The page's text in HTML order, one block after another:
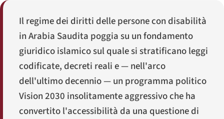
Il regime dei diritti delle persone con disabilità
in Arabia Saudita poggia su un fondamento
giuridico islamico sul quale si stratificano leggi
codificate, decreti reali e — nell'arco
dell'ultimo decennio — un programma politico
Vision 2030 insolitamente aggressivo che ha
convertito l'accessibilità da una questione di